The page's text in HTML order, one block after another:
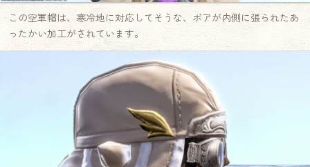
この空軍帽は、寒冷地に対応してそうな、ボアが内側に張られたあ
ったかい加工がされています。